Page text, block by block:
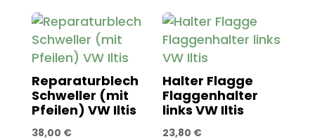
Reparaturblech
Schweller (mit
Pfeilen) VW Iltis
38,00 €
Halter Flagge
Flaggenhalter
links VW Iltis
23,80 €